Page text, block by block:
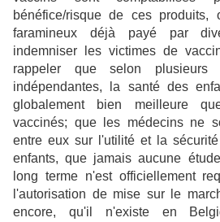
bénéfice/risque de ces produits,
faramineux déjà payé par
indemniser les victimes de
rappeler que selon plusieurs
indépendantes, la santé des
globalement bien meilleure
vaccinés; que les médecins ne
entre eux sur l'utilité et la
enfants, que jamais aucune
long terme n'est officiellement
l'autorisation de mise sur le
encore, qu'il n'existe en